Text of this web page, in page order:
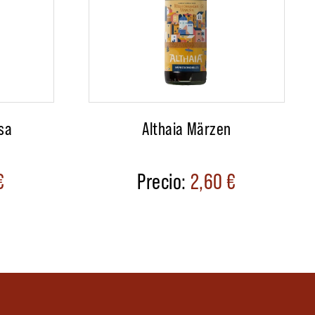
Althaia Märzen
2,60€